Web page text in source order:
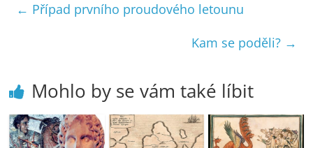
← Případ prvního proudového letounu
Kam se poděli? →
Mohlo by se vám také líbit